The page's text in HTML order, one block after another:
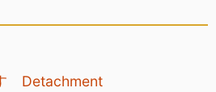
Detachment